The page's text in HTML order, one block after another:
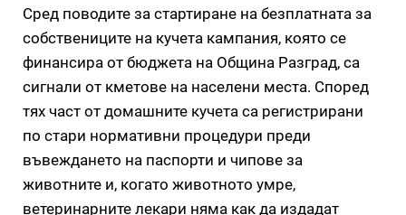
Сред поводите за стартиране на безплатната за
собствениците на кучета кампания, която се
финансира от бюджета на Община Разград, са
сигнали от кметове на населени места. Според
тях част от домашните кучета са регистрирани
по стари нормативни процедури преди
въвеждането на паспорти и чипове за
животните и, когато животното умре,
ветеринарните лекари няма как да издадат